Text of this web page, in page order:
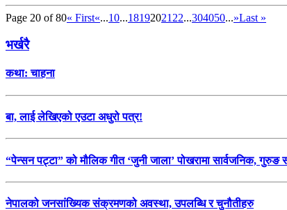
Page 20 of 80« First«...10...1819202122...304050...»Last »
भर्खरै
कथा: चाहना
बा, लाई लेखिएको एउटा अधुरो पत्र!
“पेन्सन पट्टा” को मौलिक गीत ‘जुनी जाला’ पोखरामा सार्वजनिक,
नेपालको जनसांख्यिक संक्रमणको अवस्था, उपलब्धि र चुनौतीहरु